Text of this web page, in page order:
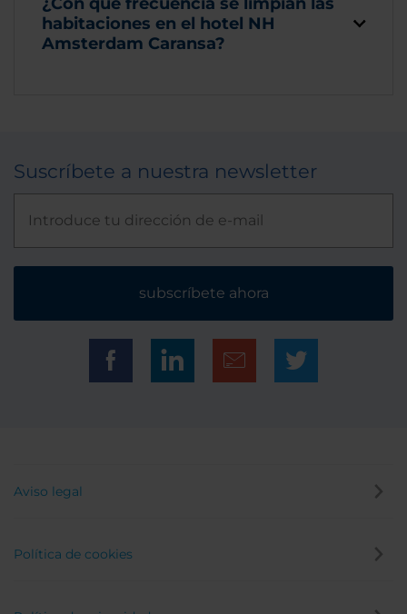
habitaciones en el hotel NH
Amsterdam Caransa?
Suscríbete a nuestra newsletter
subscríbete ahora
Aviso legal
Política de cookies